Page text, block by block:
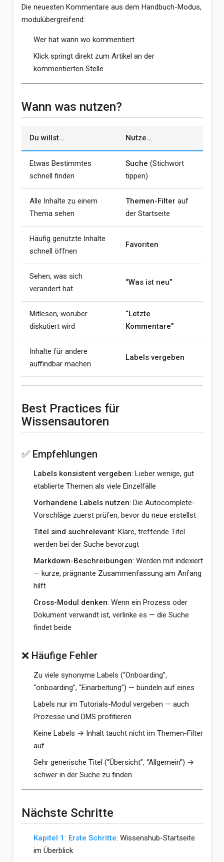
Die neuesten Kommentare aus dem Handbuch-Modus,
modulübergreifend:
Wer hat wann wo kommentiert
Klick springt direkt zum Artikel an der
kommentierten Stelle
Wann was nutzen?
Du willst… Nutze…
Etwas Bestimmtes
schnell finden
Suche (Stichwort
tippen)
Alle Inhalte zu einem
Thema sehen
Themen-Filter auf
der Startseite
Häufig genutzte Inhalte
schnell öffnen
Favoriten
Sehen, was sich
verändert hat
“Was ist neu”
Mitlesen, worüber
diskutiert wird
“Letzte
Kommentare”
Inhalte für andere
auffindbar machen
Labels vergeben
Best Practices für
Wissensautoren
✅ Empfehlungen
Labels konsistent vergeben: Lieber wenige, gut
etablierte Themen als viele Einzelfälle
Vorhandene Labels nutzen: Die Autocomplete-
Vorschläge zuerst prüfen, bevor du neue erstellst
Titel sind suchrelevant: Klare, treffende Titel
werden bei der Suche bevorzugt
Markdown-Beschreibungen: Werden mit indexiert
— kurze, prägnante Zusammenfassung am Anfang
hilft
Cross-Modul denken: Wenn ein Prozess oder
Dokument verwandt ist, verlinke es — die Suche
findet beide
❌ Häufige Fehler
Zu viele synonyme Labels (“Onboarding”,
“onboarding”, “Einarbeitung”) — bündeln auf eines
Labels nur im Tutorials-Modul vergeben — auch
Prozesse und DMS profitieren
Keine Labels → Inhalt taucht nicht im Themen-Filter
auf
Sehr generische Titel (“Übersicht”, “Allgemein”) →
schwer in der Suche zu finden
Nächste Schritte
Kapitel 1: Erste Schritte: Wissenshub-Startseite
im Überblick